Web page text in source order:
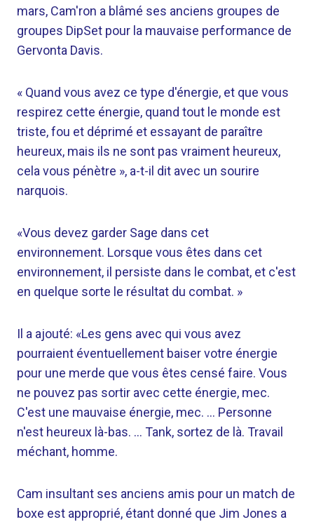
mars, Cam'ron a blâmé ses anciens groupes de
groupes DipSet pour la mauvaise performance de
Gervonta Davis.
« Quand vous avez ce type d'énergie, et que vous
respirez cette énergie, quand tout le monde est
triste, fou et déprimé et essayant de paraître
heureux, mais ils ne sont pas vraiment heureux,
cela vous pénètre », a-t-il dit avec un sourire
narquois.
«Vous devez garder Sage dans cet
environnement. Lorsque vous êtes dans cet
environnement, il persiste dans le combat, et c'est
en quelque sorte le résultat du combat. »
Il a ajouté: «Les gens avec qui vous avez
pourraient éventuellement baiser votre énergie
pour une merde que vous êtes censé faire. Vous
ne pouvez pas sortir avec cette énergie, mec.
C'est une mauvaise énergie, mec. … Personne
n'est heureux là-bas. … Tank, sortez de là. Travail
méchant, homme.
Cam insultant ses anciens amis pour un match de
boxe est approprié, étant donné que Jim Jones a